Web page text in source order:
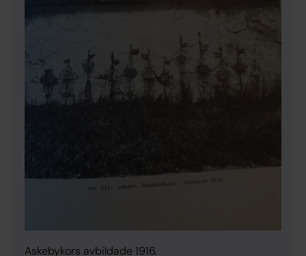
Askebykors avbildade 1916.